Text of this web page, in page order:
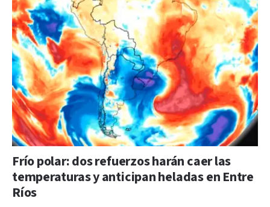
Frío polar: dos refuerzos harán caer las
temperaturas y anticipan heladas en Entre
Ríos